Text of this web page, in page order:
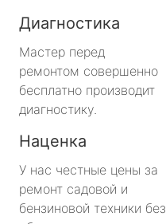
Диагностика
Мастер перед
ремонтом совершенно
бесплатно производит
диагностику.
Наценка
У нас честные цены за
ремонт садовой и
бензиновой техники без